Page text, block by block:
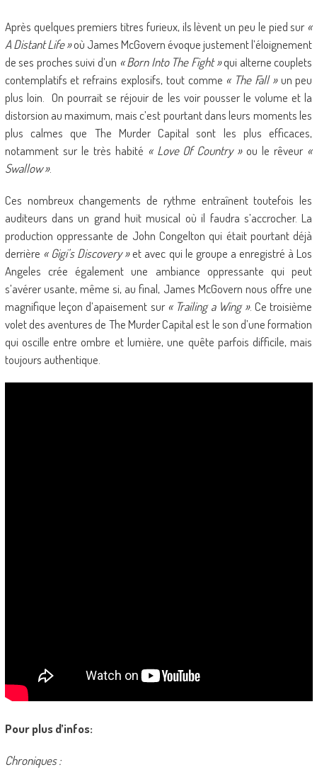
Après quelques premiers titres furieux, ils lèvent un peu le pied sur«
A Distant Life »où James McGovern évoque justement l’éloignement
de ses proches suivi d’un « Born Into The Fight »qui alterne couplets
contemplatifs et refrains explosifs, tout comme « The Fall »un peu
plus loin. On pourrait se réjouir de les voir pousser le volume et la
distorsion au maximum, mais c’est pourtant dans leurs moments les
plus calmes que The Murder Capital sont les plus efficaces,
notamment sur le très habité « Love Of Country »ou le rêveur «
Swallow ».
Ces nombreux changements de rythme entraînent toutefois les
auditeurs dans un grand huit musical où il faudra s’accrocher. La
production oppressante de John Congelton qui était pourtant déjà
derrière « Gigi’s Discovery »et avec qui le groupe a enregistré à Los
Angeles crée également une ambiance oppressante qui peut
s’avérer usante, même si, au final, James McGovern nous offre une
magnifique leçon d’apaisement sur« Trailing a Wing ». Ce troisième
volet des aventures de The Murder Capital est le son d’une formation
qui oscille entre ombre et lumière, une quête parfois difficile, mais
toujours authentique.
Pour plus d’infos:
Chroniques :